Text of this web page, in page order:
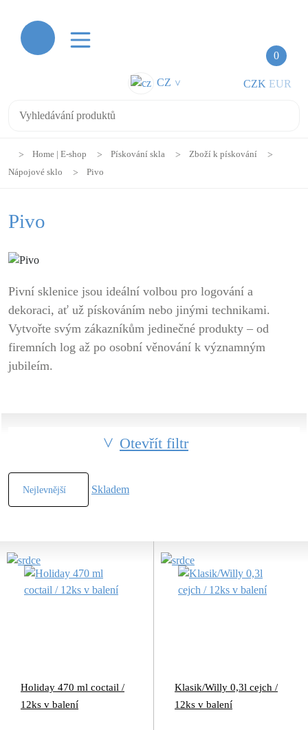
0
CZ > CZK EUR
Home | E-shop Pískování skla
Zboží k pískování
Nápojové sklo
Pivo
Pivo
Pivní sklenice jsou ideální volbou pro logování a
dekoraci, ať už pískováním nebo jinými technikami.
Vytvořte svým zákazníkům jedinečné produkty – od
firemních log až po osobní věnování k významným
jubileím.
Otevřít filtr
Skladem
Holiday 470 ml coctail /
12ks v balení
Klasik/Willy 0,3l cejch /
12ks v balení